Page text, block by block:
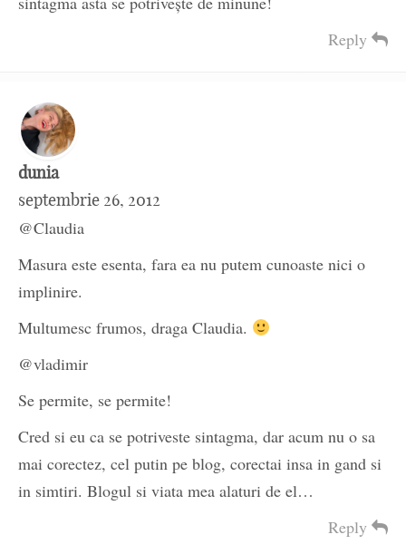
Reply
dunia
septembrie 26, 2012
@Claudia
Masura este esenta, fara ea nu putem cunoaste nici o
implinire.
Multumesc frumos, draga Claudia.
@vladimir
Se permite, se permite!
Cred si eu ca se potriveste sintagma, dar acum nu o sa
mai corectez, cel putin pe blog, corectai insa in gand si
in simtiri. Blogul si viata mea alaturi de el…
Reply